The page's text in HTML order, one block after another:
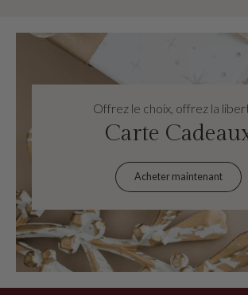
Offrez le choix, offrez la
Carte
Acheter maintenant